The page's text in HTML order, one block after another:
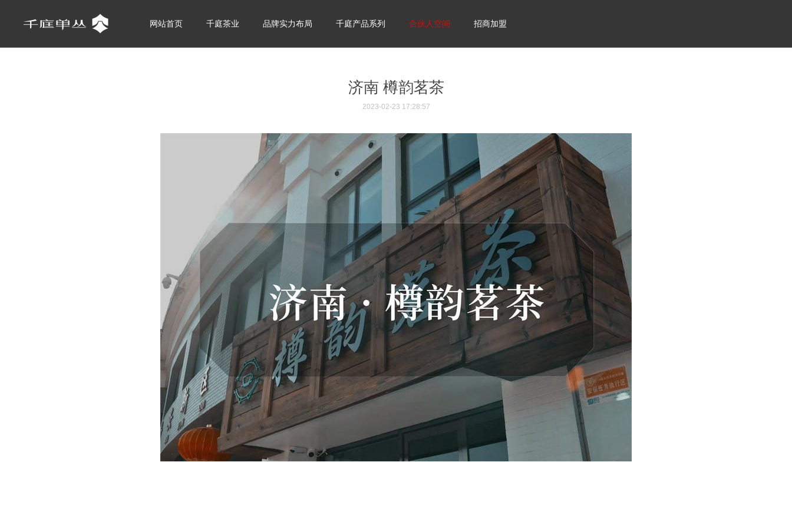
网站首页 千庭茶业 品牌实力布局 千庭产品系列 合伙人空间 招商加盟
济南 樽韵茗茶
2023-02-23 17:28:57